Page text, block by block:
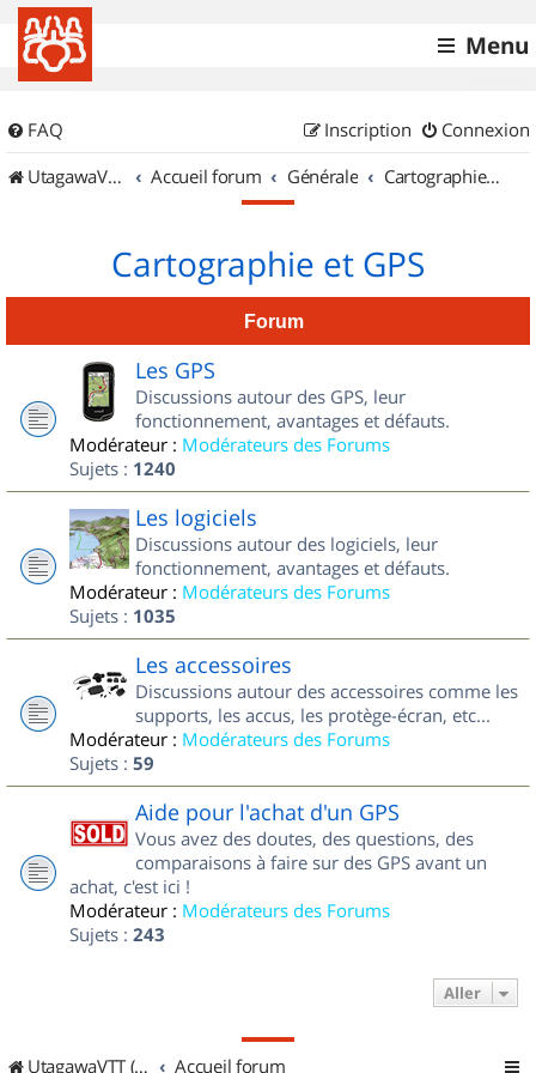
Menu
FAQ Connexion
Inscription
UtagawaVTT (Randos VTT et VTTAE avec traces GPS)
Accueil forum Générale Cartographie et GPS
Cartographie et GPS
Forum
Les GPS
Discussions autour des GPS, leur
fonctionnement, avantages et défauts.
Modérateur : Modérateurs des Forums
Sujets : 1240
Les logiciels
Discussions autour des logiciels, leur
fonctionnement, avantages et défauts.
Modérateur : Modérateurs des Forums
Sujets : 1035
Les accessoires
Discussions autour des accessoires comme les
supports, les accus, les protège-écran, etc...
Modérateur : Modérateurs des Forums
Sujets : 59
Aide pour l'achat d'un GPS
Vous avez des doutes, des questions, des
comparaisons à faire sur des GPS avant un
achat, c'est ici !
Modérateur : Modérateurs des Forums
Sujets : 243
Aller
UtagawaVTT (Randos VTT et VTTAE avec traces GPS) Accueil forum